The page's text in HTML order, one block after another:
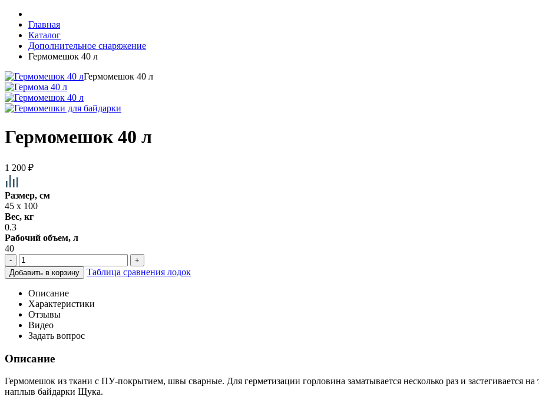
Главная
Каталог
Дополнительное снаряжение
Гермомешок 40 л
Гермомешок 40 л
Гермомешок 40 л
1 200 ₽
Размер, см
45 х 100
Вес, кг
0.3
Рабочий объем, л
40
- +
Таблица сравнения лодок
Описание
Характеристики
Отзывы
Видео
Задать вопрос
Описание
Гермомешок из ткани с ПУ-покрытием, швы сварные. Для герметизации горловина заматывается несколько раз и застегивается
наплыв байдарки Щука.